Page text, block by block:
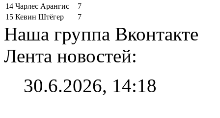
14 Чарлес Арангис
7
15 Кевин Штёгер 7
Наша группа Вконтакте
Лента новостей:
30.6.2026, 14:18